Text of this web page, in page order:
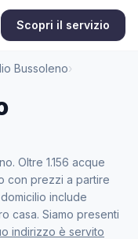
Scopri il servizio
Bussoleno›
Oltre 1.156 acque
con prezzi a partire
include
casa. Siamo presenti
indirizzo è servito